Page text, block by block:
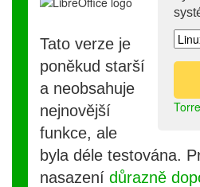
Tato verze je
poněkud starší
a neobsahuje
nejnovější
funkce, ale
byla déle testována.
nasazení důrazně